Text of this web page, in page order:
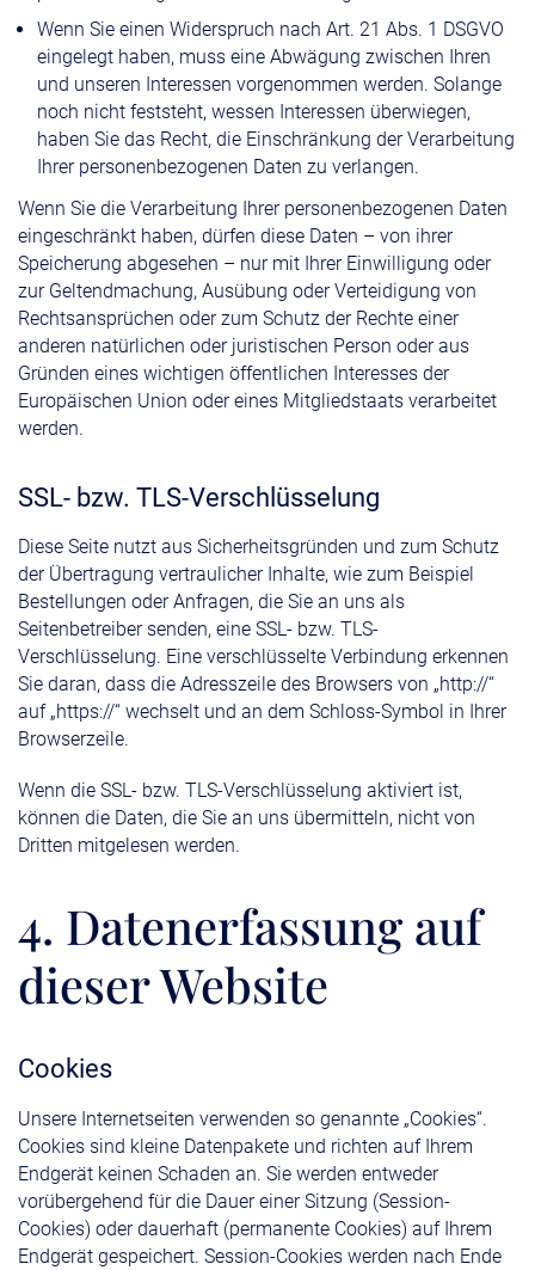
Wenn Sie einen Widerspruch nach Art. 21 Abs. 1 DSGVO
eingelegt haben, muss eine Abwägung zwischen Ihren
und unseren Interessen vorgenommen werden. Solange
noch nicht feststeht, wessen Interessen überwiegen,
haben Sie das Recht, die Einschränkung der Verarbeitung
Ihrer personenbezogenen Daten zu verlangen.
Wenn Sie die Verarbeitung Ihrer personenbezogenen Daten
eingeschränkt haben, dürfen diese Daten – von ihrer
Speicherung abgesehen – nur mit Ihrer Einwilligung oder
zur Geltendmachung, Ausübung oder Verteidigung von
Rechtsansprüchen oder zum Schutz der Rechte einer
anderen natürlichen oder juristischen Person oder aus
Gründen eines wichtigen öffentlichen Interesses der
Europäischen Union oder eines Mitgliedstaats verarbeitet
werden.
SSL- bzw. TLS-Verschlüsselung
Diese Seite nutzt aus Sicherheitsgründen und zum Schutz
der Übertragung vertraulicher Inhalte, wie zum Beispiel
Bestellungen oder Anfragen, die Sie an uns als
Seitenbetreiber senden, eine SSL- bzw. TLS-
Verschlüsselung. Eine verschlüsselte Verbindung erkennen
Sie daran, dass die Adresszeile des Browsers von „http://“
auf „https://“ wechselt und an dem Schloss-Symbol in Ihrer
Browserzeile.
Wenn die SSL- bzw. TLS-Verschlüsselung aktiviert ist,
können die Daten, die Sie an uns übermitteln, nicht von
Dritten mitgelesen werden.
4. Datenerfassung auf
dieser Website
Cookies
Unsere Internetseiten verwenden so genannte „Cookies“.
Cookies sind kleine Datenpakete und richten auf Ihrem
Endgerät keinen Schaden an. Sie werden entweder
vorübergehend für die Dauer einer Sitzung (Session-
Cookies) oder dauerhaft (permanente Cookies) auf Ihrem
Endgerät gespeichert. Session-Cookies werden nach Ende